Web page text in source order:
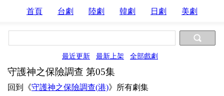
首頁 台劇 陸劇 韓劇 日劇 美劇
最近更新 最新上架 全部戲劇
守護神之保險調查 第05集
回到《守護神之保險調查(港)》所有劇集